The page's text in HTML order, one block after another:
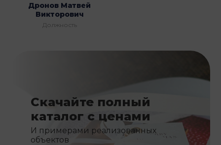
Дронов Матвей
Викторович
Должность
Скачайте полный
каталог с ценами
И примерами реализованных
объектов